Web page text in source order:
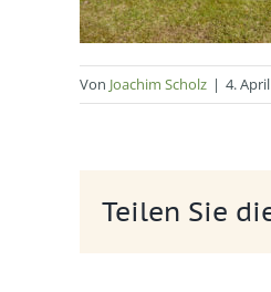
Von Joachim Scholz | 4.
Teilen Sie